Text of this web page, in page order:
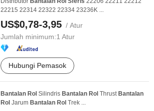
22215 22314 22322 22334 23236K ...
US$0,78-3,95 / Atur
Jumlah minimum:1 Atur
Hubungi Pemasok
Bantalan Rol Silindris Bantalan Rol Thrust Bantalan
Rol Jarum Bantalan Rol Trek ...